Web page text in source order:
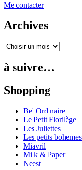
Me contacter
Archives
à suivre…
Shopping
Bel Ordinaire
Le Petit Florilège
Les Juliettes
Les petits bohemes
Miavril
Milk & Paper
Neest